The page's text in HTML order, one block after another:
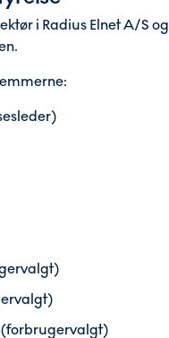
i Radius Elnet A/S og
(forbrugervalgt)